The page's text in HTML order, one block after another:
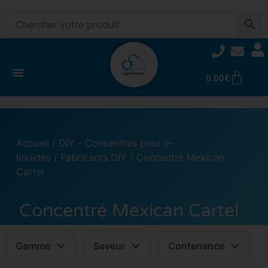
0.00€
Accueil / DIY - Concentrés pour e-
liquides / Fabricants DIY / Concentré Mexican
Cartel
Concentré Mexican Cartel
Gamme Saveur Contenance